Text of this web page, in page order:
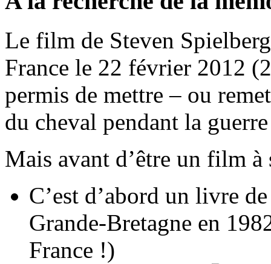
Le film de Steven
France le 22 février 2012
permis de mettre – ou
du cheval pendant la
Mais avant d’être un film à
C’est d’abord un livre
Grande-Bretagne en
France !)